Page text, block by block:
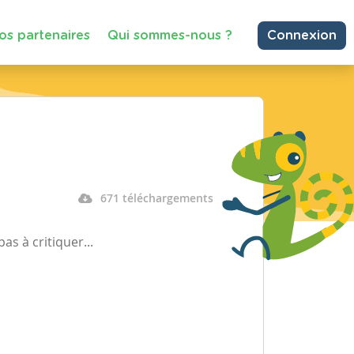
partenaires Qui sommes-nous ? Connexion
671 téléchargements
à critiquer...